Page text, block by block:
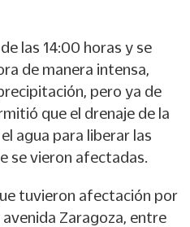
las 14:00 horas y se
de manera intensa,
pero ya de
que el drenaje de la
agua para liberar las
se vieron afectadas.
tuvieron afectación por
Zaragoza, entre